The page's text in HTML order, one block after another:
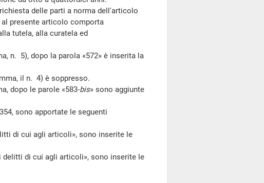
delle parti a norma dell'articolo
presente articolo comporta
tutela, alla curatela ed
n. 5), dopo la parola «572» è inserita la
il n. 4) è soppresso.
dopo le parole «583-bis» sono aggiunte
sono apportate le seguenti
di cui agli articoli», sono inserite le
delitti di cui agli articoli», sono inserite le